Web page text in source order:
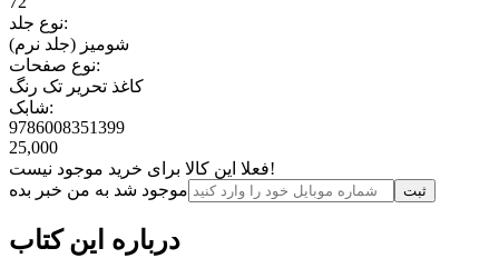
نوع جلد:
شومیز (جلد نرم)
نوع صفحات:
کاغذ تحریر تک رنگ
شابک:
9786008351399
25,000
فعلا این کالا برای خرید موجود نیست!
موجود شد به من خبر بده
ثبت‌
درباره این کتاب